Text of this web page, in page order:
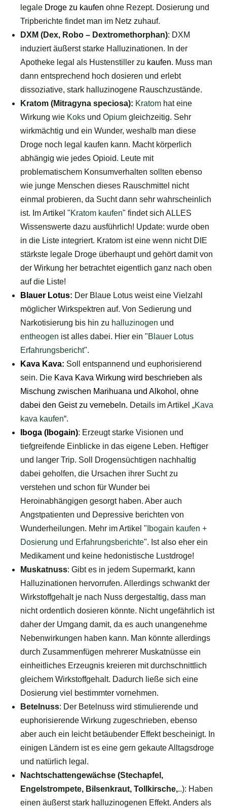
legale Droge zu kaufen ohne Rezept. Dosierung und
Tripberichte findet man im Netz zuhauf.
DXM (Dex, Robo – Dextromethorphan): DXM
induziert äußerst starke Halluzinationen. In der
Apotheke legal als Hustenstiller zu kaufen. Muss man
dann entsprechend hoch dosieren und erlebt
dissoziative, stark halluzinogene Rauschzustände.
Kratom (Mitragyna speciosa): Kratom hat eine
Wirkung wie Koks und Opium gleichzeitig. Sehr
wirkmächtig und ein Wunder, weshalb man diese
Droge noch legal kaufen kann. Macht körperlich
abhängig wie jedes Opioid. Leute mit
problematischem Konsumverhalten sollten ebenso
wie junge Menschen dieses Rauschmittel nicht
einmal probieren, da Sucht dann sehr wahrscheinlich
ist. Im Artikel "Kratom kaufen" findet sich ALLES
Wissenswerte dazu ausführlich! Update: wurde oben
in die Liste integriert. Kratom ist eine wenn nicht DIE
stärkste legale Droge überhaupt und gehört damit von
der Wirkung her betrachtet eigentlich ganz nach oben
auf die Liste!
Blauer Lotus: Der Blaue Lotus weist eine Vielzahl
möglicher Wirkspektren auf. Von Sedierung und
Narkotisierung bis hin zu halluzinogen und
entheogen ist alles dabei. Hier ein "Blauer Lotus
Erfahrungsbericht".
Kava Kava: Soll entspannend und euphorisierend
sein. Die Kava Kava Wirkung wird beschrieben als
Mischung zwischen Marihuana und Alkohol, ohne
dabei den Geist zu vernebeln. Details im Artikel „Kava
kava kaufen“.
Iboga (Ibogain): Erzeugt starke Visionen und
tiefgreifende Einblicke in das eigene Leben. Heftiger
und langer Trip. Soll Drogensüchtigen nachhaltig
dabei geholfen, die Ursachen ihrer Sucht zu
verstehen und schon für Wunder bei
Heroinabhängigen gesorgt haben. Aber auch
Angstpatienten und Depressive berichten von
Wunderheilungen. Mehr im Artikel " Ibogain kaufen +
Dosierung und Erfahrungsberichte". Ist also eher ein
Medikament und keine hedonistische Lustdroge!
Muskatnuss: Gibt es in jedem Supermarkt, kann
Halluzinationen hervorrufen. Allerdings schwankt der
Wirkstoffgehalt je nach Nuss dergestaltig, dass man
nicht ordentlich dosieren könnte. Nicht ungefährlich ist
daher der Umgang damit, da es auch unangenehme
Nebenwirkungen haben kann. Man könnte allerdings
durch Zusammenfügen mehrerer Muskatnüsse ein
einheitliches Erzeugnis kreieren mit durchschnittlich
gleichem Wirkstoffgehalt. Dadurch ließe sich eine
Dosierung viel bestimmter vornehmen.
Betelnuss: Der Betelnuss wird stimulierende und
euphorisierende Wirkung zugeschrieben, ebenso
aber auch ein leicht betäubender Effekt bescheinigt. In
einigen Ländern ist es eine gern gekaute Alltagsdroge
und natürlich legal.
Nachtschattengewächse (Stechapfel,
Engelstrompete, Bilsenkraut, Tollkirsche,..): Haben
einen äußerst stark halluzinogenen Effekt. Anders als